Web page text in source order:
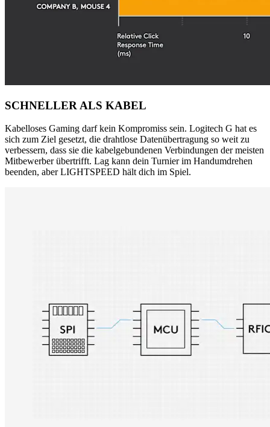
SCHNELLER ALS KABEL
Kabelloses Gaming darf kein Kompromiss sein. Logitech G hat es
sich zum Ziel gesetzt, die drahtlose Datenübertragung so weit zu
verbessern, dass sie die kabelgebundenen Verbindungen der meisten
Mitbewerber übertrifft. Lag kann dein Turnier im Handumdrehen
beenden, aber LIGHTSPEED hält dich im Spiel.